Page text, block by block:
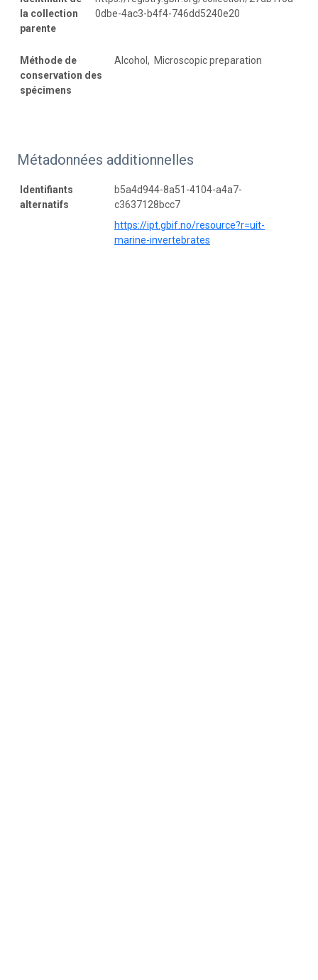
la collection
parente
0dbe-4ac3-b4f4-746dd5240e20
Méthode de
conservation des
spécimens
Alcohol, Microscopic preparation
Métadonnées additionnelles
Identifiants
alternatifs
b5a4d944-8a51-4104-a4a7-
c3637128bcc7
https://ipt.gbif.no/resource?r=uit-
marine-invertebrates